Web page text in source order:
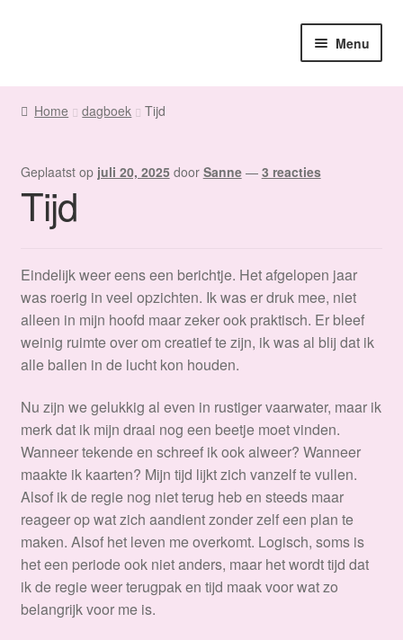
navigatie
inhoud
Menu
Home
Maatwerk
Winkel
Fanmail
Contact
Home dagboek Tijd
Geplaatst op juli 20, 2025 door Sanne — 3 reacties
Tijd
Eindelijk weer eens een berichtje. Het afgelopen jaar
was roerig in veel opzichten. Ik was er druk mee, niet
alleen in mijn hoofd maar zeker ook praktisch. Er bleef
weinig ruimte over om creatief te zijn, ik was al blij dat ik
alle ballen in de lucht kon houden.
Nu zijn we gelukkig al even in rustiger vaarwater, maar ik
merk dat ik mijn draai nog een beetje moet vinden.
Wanneer tekende en schreef ik ook alweer? Wanneer
maakte ik kaarten? Mijn tijd lijkt zich vanzelf te vullen.
Alsof ik de regie nog niet terug heb en steeds maar
reageer op wat zich aandient zonder zelf een plan te
maken. Alsof het leven me overkomt. Logisch, soms is
het een periode ook niet anders, maar het wordt tijd dat
ik de regie weer terugpak en tijd maak voor wat zo
belangrijk voor me is.